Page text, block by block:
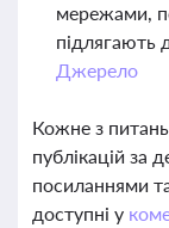
мережами,
підлягають
Джерело
Кожне з
публікацій за
посиланнями
доступні у